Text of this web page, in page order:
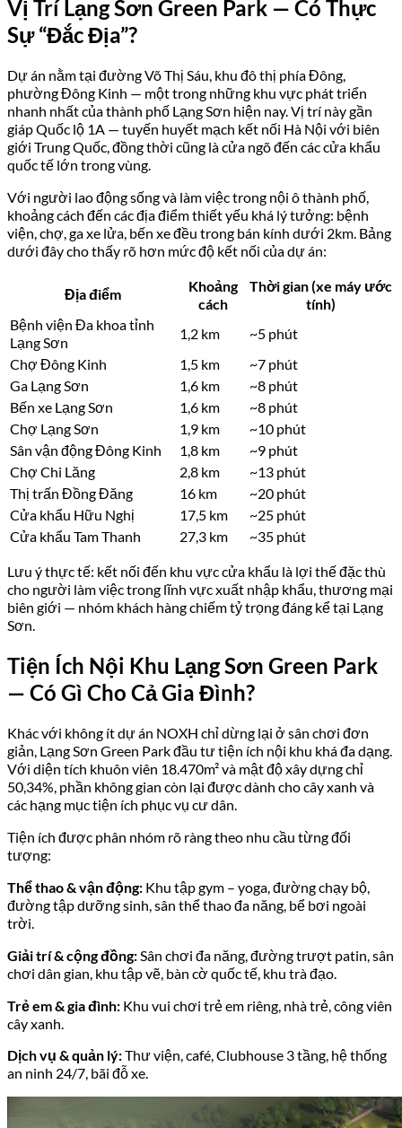
Vị Trí Lạng Sơn Green Park — Có Thực
Sự “Đắc Địa”?
Dự án nằm tại đường Võ Thị Sáu, khu đô thị phía Đông,
phường Đông Kinh — một trong những khu vực phát triển
nhanh nhất của thành phố Lạng Sơn hiện nay. Vị trí này gần
giáp Quốc lộ 1A — tuyến huyết mạch kết nối Hà Nội với biên
giới Trung Quốc, đồng thời cũng là cửa ngõ đến các cửa khẩu
quốc tế lớn trong vùng.
Với người lao động sống và làm việc trong nội ô thành phố,
khoảng cách đến các địa điểm thiết yếu khá lý tưởng: bệnh
viện, chợ, ga xe lửa, bến xe đều trong bán kính dưới 2km. Bảng
dưới đây cho thấy rõ hơn mức độ kết nối của dự án:
Địa điểm
Khoảng
cách
Thời gian (xe máy ước
tính)
Bệnh viện Đa khoa tỉnh
Lạng Sơn
1,2 km
~5 phút
Chợ Đông Kinh
1,5 km
~7 phút
Ga Lạng Sơn
1,6 km
~8 phút
Bến xe Lạng Sơn
1,6 km
~8 phút
Chợ Lạng Sơn
1,9 km
~10 phút
Sân vận động Đông Kinh
1,8 km
~9 phút
Chợ Chi Lăng
2,8 km
~13 phút
Thị trấn Đồng Đăng
16 km
~20 phút
Cửa khẩu Hữu Nghị
17,5 km
~25 phút
Cửa khẩu Tam Thanh
27,3 km ~35 phút
Lưu ý thực tế: kết nối đến khu vực cửa khẩu là lợi thế đặc thù
cho người làm việc trong lĩnh vực xuất nhập khẩu, thương mại
biên giới — nhóm khách hàng chiếm tỷ trọng đáng kể tại Lạng
Sơn.
Tiện Ích Nội Khu Lạng Sơn Green Park
— Có Gì Cho Cả Gia Đình?
Khác với không ít dự án NOXH chỉ dừng lại ở sân chơi đơn
giản, Lạng Sơn Green Park đầu tư tiện ích nội khu khá đa dạng.
Với diện tích khuôn viên 18.470m² và mật độ xây dựng chỉ
50,34%, phần không gian còn lại được dành cho cây xanh và
các hạng mục tiện ích phục vụ cư dân.
Tiện ích được phân nhóm rõ ràng theo nhu cầu từng đối
tượng:
Thể thao & vận động: Khu tập gym – yoga, đường chạy bộ,
đường tập dưỡng sinh, sân thể thao đa năng, bể bơi ngoài
trời.
Giải trí & cộng đồng: Sân chơi đa năng, đường trượt patin, sân
chơi dân gian, khu tập vẽ, bàn cờ quốc tế, khu trà đạo.
Trẻ em & gia đình: Khu vui chơi trẻ em riêng, nhà trẻ, công viên
cây xanh.
Dịch vụ & quản lý:Thư viện, café, Clubhouse 3 tầng, hệ thống
an ninh 24/7, bãi đỗ xe.